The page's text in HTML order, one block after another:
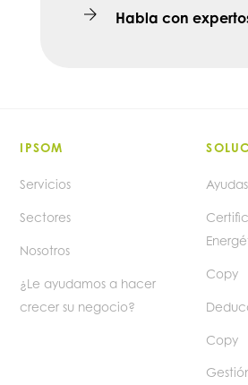
Habla con
IPSOM
Servicios
Sectores
Nosotros
¿Le ayudamos a hacer
crecer su negocio?
Copy
Copy